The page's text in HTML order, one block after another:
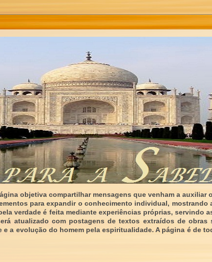
objetiva compartilhar mensagens que venham a auxiliar
para expandir o conhecimento individual, mostrando
verdade é feita mediante experiências próprias, servindo
atualizado com postagens de textos extraídos de obras
a evolução do homem pela espiritualidade. A página é de